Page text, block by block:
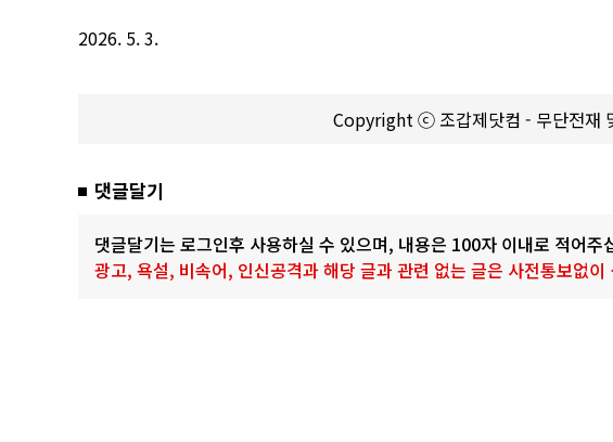
2026. 5. 3.
Copyright ⓒ 조갑제닷컴 - 무단전재
댓글달기
댓글달기는 로그인후 사용하실 수 있으며, 내용은 100자 이내로 적어주
광고, 욕설, 비속어, 인신공격과 해당 글과 관련 없는 글은 사전통보없이